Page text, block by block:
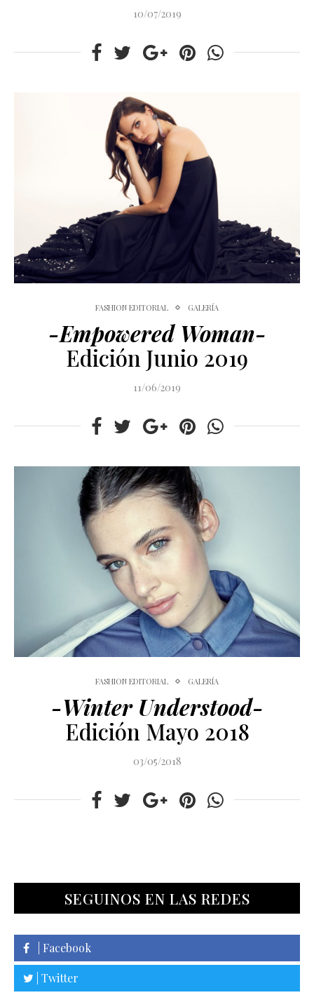
10/07/2019
FASHION EDITORIAL GALERÍA
-Empowered Woman-
Edición Junio 2019
11/06/2019
FASHION EDITORIAL GALERÍA
-Winter Understood-
Edición Mayo 2018
03/05/2018
SEGUINOS EN LAS REDES
| Facebook
| Twitter